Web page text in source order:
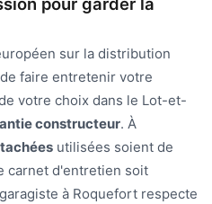
sur la distribution
faire entretenir votre
votre choix dans le Lot-et-
constructeur. À
utilisées soient de
carnet d'entretien soit
à Roquefort respecte